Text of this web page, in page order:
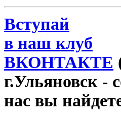
Вступай
в наш клуб
ВКОНТАКТЕ
г.Ульяновск -
нас вы